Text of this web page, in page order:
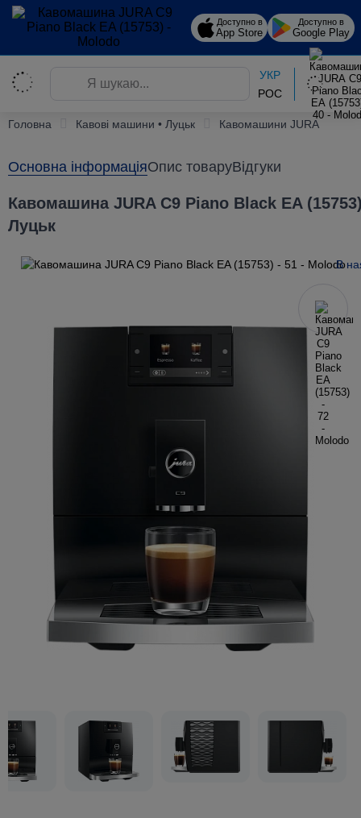
Доступно в
App Store
Доступно в
Google Play
УКР
РОС
Головна Кавові машини • Луцьк Кавомашини JURA
Основна інформаціяОпис товаруВідгуки
Кавомашина JURA C9 Piano Black EA
Луцьк
В